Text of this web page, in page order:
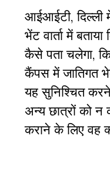
आईआईटी, दिल्ली
भेंट वार्ता में
कैसे पता चलेगा, कि
कैंपस में जातिगत
यह सुनिश्चित
अन्य छात्रों को न
कराने के लिए वह